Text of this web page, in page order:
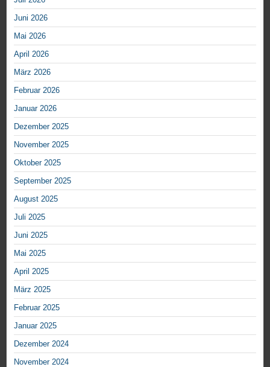
Juni 2026
Mai 2026
April 2026
März 2026
Februar 2026
Januar 2026
Dezember 2025
November 2025
Oktober 2025
September 2025
August 2025
Juli 2025
Juni 2025
Mai 2025
April 2025
März 2025
Februar 2025
Januar 2025
Dezember 2024
November 2024